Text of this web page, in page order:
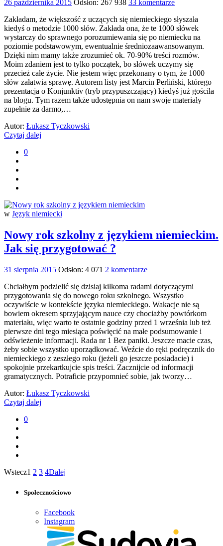
26 października 2015 Odsłon: 267 938 33 komentarze
Zakładam, że większość z uczących się niemieckiego słyszała
kiedyś o metodzie 1000 słów. Zakłada ona, że te 1000 słówek
wystarczy do sprawnego porozumiewania się po niemiecku na
poziomie podstawowym, ewentualnie średniozaawansowanym.
Dzięki nim mamy także zrozumieć ok. 70-90% treści rozmów.
Moim zdaniem jest to tylko początek, bo słówek uczymy się
przecież całe życie. Nie jestem więc przekonany o tym, że 1000
słów załatwia sprawę. Autorem listy jest Marcin Perliński, którego
prezentacja o Konjunktiv (tryb przypuszczający) kiedyś już gościła
na blogu. Tym razem także udostępnia on nam swoje materiały
zupełnie za darmo,…
Autor: Łukasz Tyczkowski
Czytaj dalej
0
w Język niemiecki
Nowy rok szkolny z językiem niemieckim.
Jak się przygotować ?
31 sierpnia 2015 Odsłon: 4 071 2 komentarze
Chciałbym podzielić się dzisiaj kilkoma radami dotyczącymi
przygotowania się do nowego roku szkolnego. Wszystko
oczywiście w kontekście języka niemieckiego. Wakacje nie są
bowiem okresem sprzyjającym nauce czy chociażby powtórkom
materiału, więc warto te ostatnie godziny przed 1 września lub też
pierwsze dni tego miesiąca poświęcić na małe podsumowanie i
odświeżenie informacji. Rada nr 1 Bez paniki. Jeszcze macie czas,
żeby sobie wszystko uporządkować. Weźcie do ręki podręcznik do
niemieckiego z zeszłego roku (jeżeli go jeszcze posiadacie) i
spokojnie przekartkujcie spis treści. Zacznijcie od informacji
gramatycznych. Potraficie przypomnieć sobie, jak tworzy…
Autor: Łukasz Tyczkowski
Czytaj dalej
0
Wstecz1 2 3 4Dalej
Społecznościowo
Facebook
Instagram